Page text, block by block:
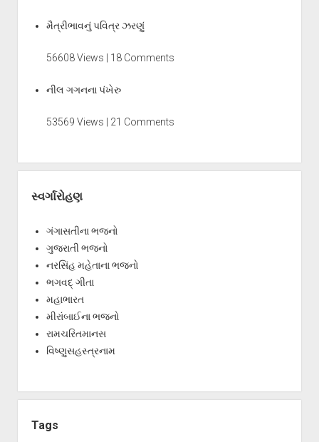
મૈત્રીભાવનું પવિત્ર ઝરણું
56608 Views | 18 Comments
નીલ ગગનના પંખેરુ
53569 Views | 21 Comments
સ્વર્ગારોહણ
ગંગાસતીના ભજનો
ગુજરાતી ભજનો
નરસિંહ મહેતાના ભજનો
ભગવદ્ ગીતા
મહાભારત
મીરાંબાઈના ભજનો
રામચરિતમાનસ
વિષ્ણુસહસ્ત્રનામ
Tags